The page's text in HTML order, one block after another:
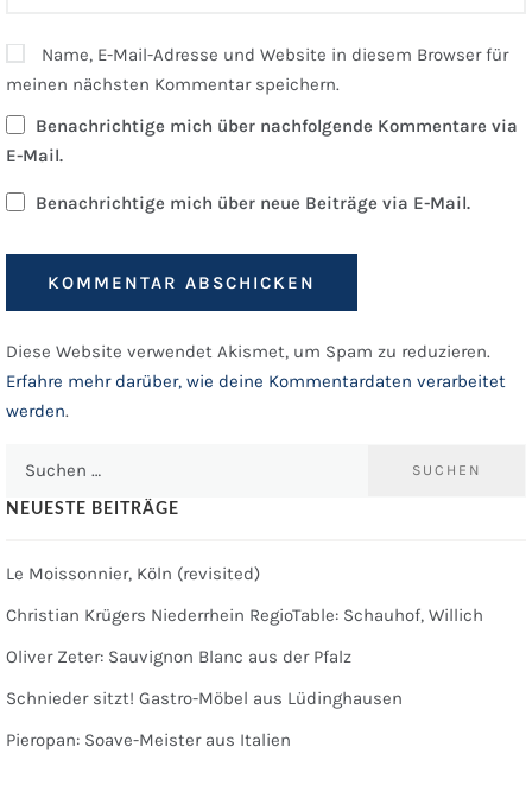
Name, E-Mail-Adresse und Website in diesem Browser für
meinen nächsten Kommentar speichern.
Benachrichtige mich über nachfolgende Kommentare via
E-Mail.
Benachrichtige mich über neue Beiträge via E-Mail.
Diese Website verwendet Akismet, um Spam zu reduzieren.
Erfahre mehr darüber, wie deine Kommentardaten verarbeitet
werden.
NEUESTE BEITRÄGE
Le Moissonnier, Köln (revisited)
Christian Krügers Niederrhein RegioTable: Schauhof, Willich
Oliver Zeter: Sauvignon Blanc aus der Pfalz
Schnieder sitzt! Gastro-Möbel aus Lüdinghausen
Pieropan: Soave-Meister aus Italien